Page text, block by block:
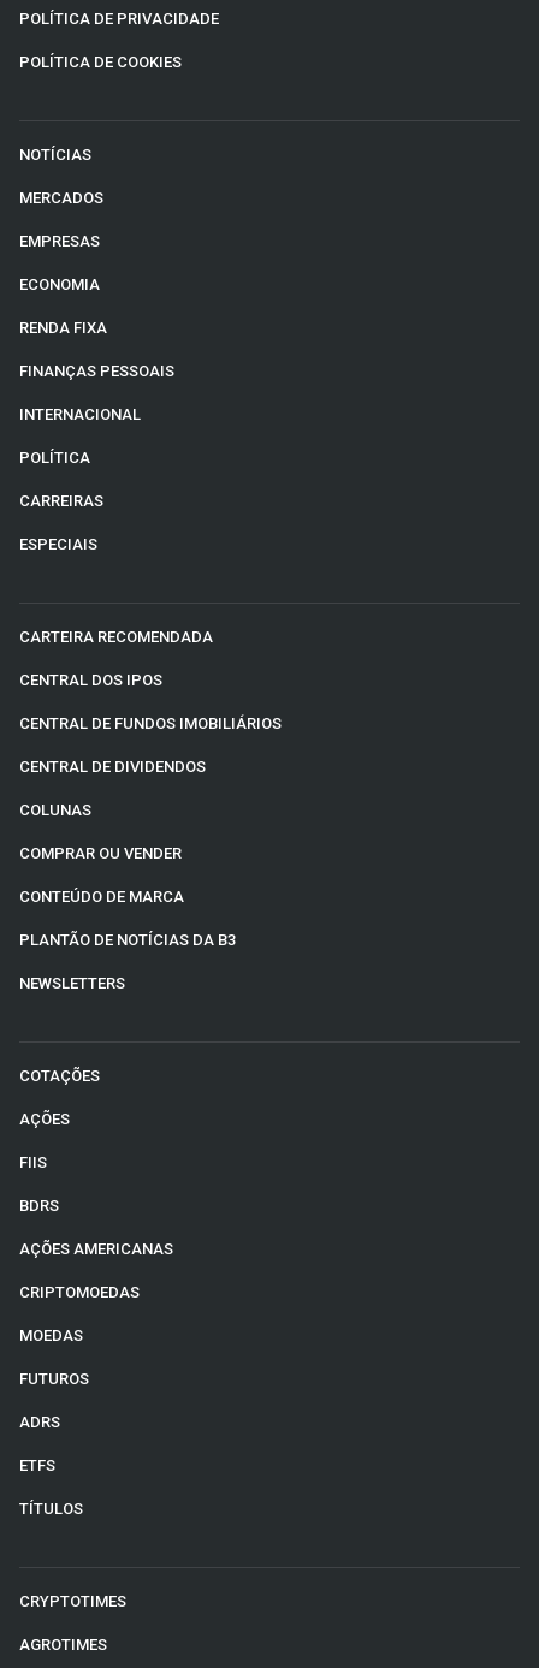
POLÍTICA DE PRIVACIDADE
POLÍTICA DE COOKIES
NOTÍCIAS
MERCADOS
EMPRESAS
ECONOMIA
RENDA FIXA
FINANÇAS PESSOAIS
INTERNACIONAL
POLÍTICA
CARREIRAS
ESPECIAIS
CARTEIRA RECOMENDADA
CENTRAL DOS IPOS
CENTRAL DE FUNDOS IMOBILIÁRIOS
CENTRAL DE DIVIDENDOS
COLUNAS
COMPRAR OU VENDER
CONTEÚDO DE MARCA
PLANTÃO DE NOTÍCIAS DA B3
NEWSLETTERS
COTAÇÕES
AÇÕES
FIIS
BDRS
AÇÕES AMERICANAS
CRIPTOMOEDAS
MOEDAS
FUTUROS
ADRS
ETFS
TÍTULOS
CRYPTOTIMES
AGROTIMES